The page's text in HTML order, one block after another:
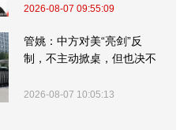
2026-08-07 09:55:09
管姚：中方对美“亮剑”反
制，不主动掀桌，但也决不
2026-08-07 10:05:13